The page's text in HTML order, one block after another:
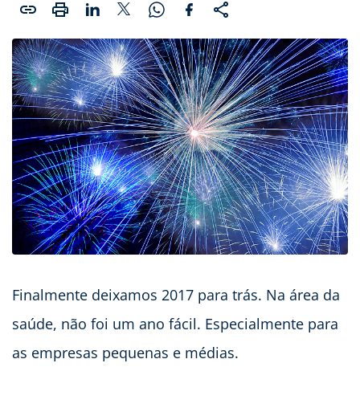
Finalmente deixamos 2017 para trás. Na área da
saúde, não foi um ano fácil. Especialmente para
as empresas pequenas e médias.